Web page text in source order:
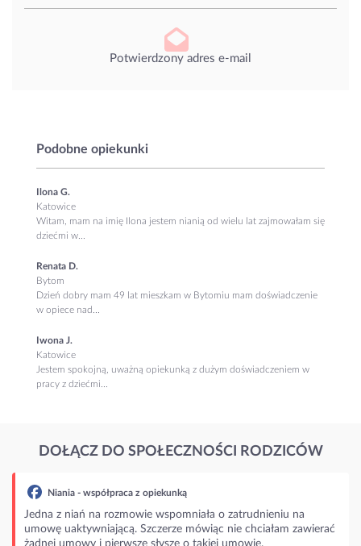
Potwierdzony adres e-mail
Podobne opiekunki
Ilona G.
Katowice
Witam, mam na imię Ilona jestem nianią od wielu lat zajmowałam się
dziećmi w...
Renata D.
Bytom
Dzień dobry mam 49 lat mieszkam w Bytomiu mam doświadczenie
w opiece nad...
Iwona J.
Katowice
Jestem spokojną, uważną opiekunką z dużym doświadczeniem w
pracy z dziećmi...
DOŁĄCZ DO SPOŁECZNOŚCI RODZICÓW
z opiekunką
wspomniała o zatrudnieniu na
Szczerze mówiąc nie chciałam zawierać
słyszę o takiej umowie.